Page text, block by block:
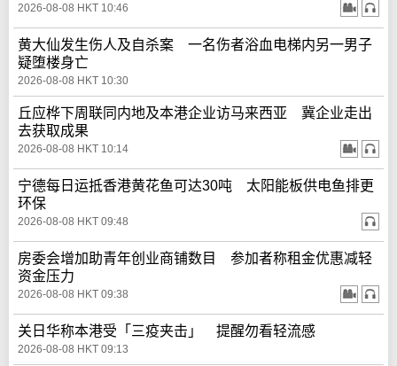
2026-08-08 HKT 10:46
黄大仙发生伤人及自杀案 一名伤者浴血电梯内另一男子
疑堕楼身亡
2026-08-08 HKT 10:30
丘应桦下周联同内地及本港企业访马来西亚 冀企业走出
去获取成果
2026-08-08 HKT 10:14
宁德每日运抵香港黄花鱼可达30吨 太阳能板供电鱼排更
环保
2026-08-08 HKT 09:48
房委会增加助青年创业商铺数目 参加者称租金优惠减轻
资金压力
2026-08-08 HKT 09:38
关日华称本港受「三疫夹击」 提醒勿看轻流感
2026-08-08 HKT 09:13